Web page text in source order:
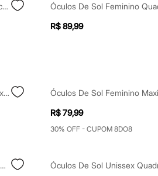
Óculos De Sol Unissex Esportivo De Acetato Preto
R$ 89,99
Óculos De Sol Quadrado Triton Unissex Preto
R$ 79,99
30% OFF - CUPOM 8DO8
Óculos De Sol Feminino Quadrado De Acetato Triton Preto